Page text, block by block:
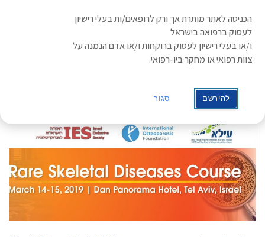
תאריך/זמן
14/03/2019 - 15/03/2019
מקום: מלון דן פנורמה תל אביב
קטגוריות: כנסים בארץ
הכניסה לאתר מותרת אך ורק לרופאים/ות בעלי רישיון
לעסוק ברפואה בישראל
ו/או בעלי רישיון לעסוק ברוקחות ו/או אדם הנמנה על
צוות רפואי או מחקר ביו-רפואי.
להירשם סגור